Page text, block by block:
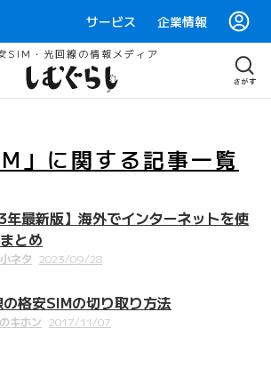
サービス 企業情報
SIM・光回線の情報メディア
」 に関する記事一覧
年最新版】海外でインターネットを使
とめ
ネタ 2023/09/28
格安SIMの切り取り方法
キホン 2017/11/07